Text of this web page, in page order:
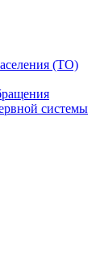
(ТО)
системы